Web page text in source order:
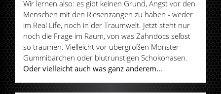
Wir lernen also: es gibt keinen Grund, Angst vor den
Menschen mit den Riesenzangen zu haben - weder
im Real Life, noch in der Traumwelt. Jetzt steht nur
noch die Frage im Raum, von was Zahndocs selbst
so träumen. Vielleicht vor übergroßen Monster-
Gummibärchen oder blutrünstigen Schokohasen.
Oder vielleicht auch was ganz anderem…